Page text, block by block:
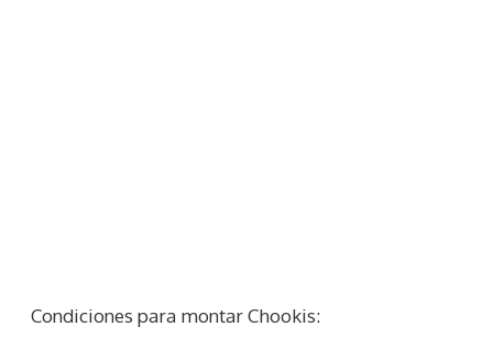
Condiciones para montar Chookis: